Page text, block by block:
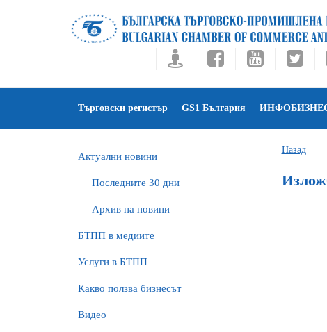
Търговски регистър GS1 България
Актуални новини
Последните 30 дни
Архив на новини
БTПП в медиите
Услуги в БТПП
Какво ползва бизнесът
Видео
Назад